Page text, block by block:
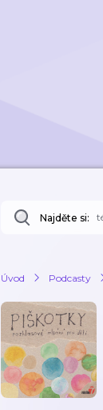
Najděte si:
Úvod Podcasty